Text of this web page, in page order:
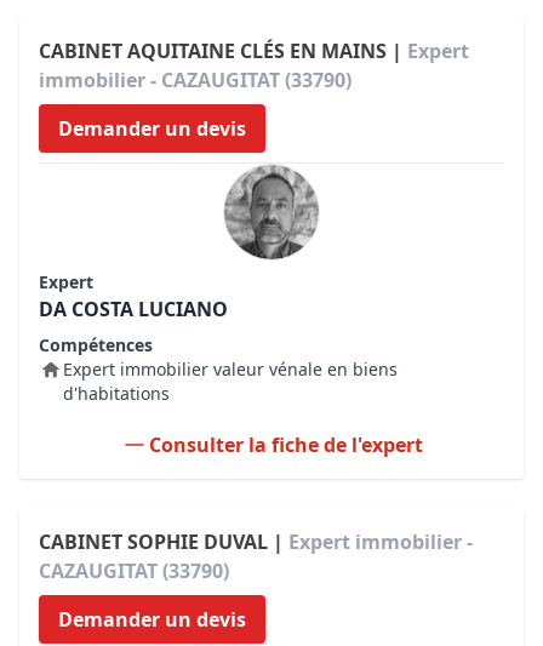
CABINET AQUITAINE CLÉS EN MAINS | Expert
immobilier - CAZAUGITAT (33790)
Demander un devis
Expert
DA COSTA LUCIANO
Compétences
Expert immobilier valeur vénale en biens
d'habitations
Consulter la fiche de l'expert
CABINET SOPHIE DUVAL | Expert immobilier -
CAZAUGITAT (33790)
Demander un devis